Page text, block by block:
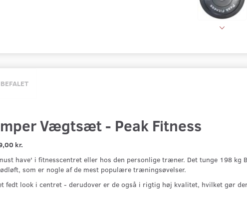
Vægtsæt - Peak Fitness
,00 kr.
have' i fitnesscentret eller hos den personlige træner. Det tunge 198
som er nogle af de mest populære træningsøvelser.
fedt look i centret - derudover er de også i rigtig høj kvalitet, hvilket gør